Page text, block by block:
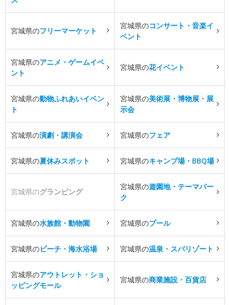
宮城県のフリーマーケット
宮城県のコンサート・音楽イ
ベント
宮城県のアニメ・ゲームイベ
ント
宮城県の花イベント
宮城県の動物ふれあいイベン
ト
宮城県の美術展・博物展・展
示会
宮城県の演劇・講演会 宮城県のフェア
宮城県の夏休みスポット 宮城県のキャンプ場・BBQ場
宮城県のグランピング
宮城県の遊園地・テーマパー
ク
宮城県の水族館・動物園 宮城県のプール
宮城県のビーチ・海水浴場 宮城県の温泉・スパリゾート
宮城県のアウトレット・ショ
ッピングモール
宮城県の商業施設・百貨店